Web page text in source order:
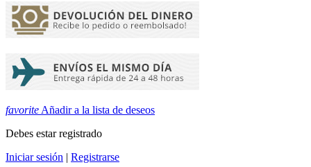
favorite Añadir a la lista de deseos
Debes estar registrado
Iniciar sesión | Registrarse